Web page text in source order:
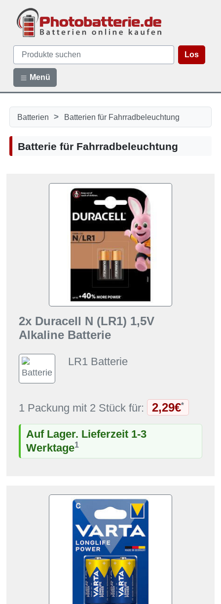
Los
Menü
Batterien > Batterien für Fahrradbeleuchtung
Batterie für Fahrradbeleuchtung
2x Duracell N (LR1) 1,5V
Alkaline Batterie
LR1 Batterie
1 Packung mit 2 Stück für: 2,29€*
Auf Lager. Lieferzeit 1-3
Werktage1